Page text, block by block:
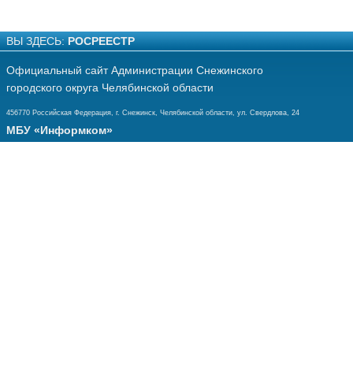
ВЫ ЗДЕСЬ: РОСРЕЕСТР
Официальный сайт Администрации Снежинского
городского округа Челябинской области
456770 Российская Федерация, г. Снежинск, Челябинской области, ул. Свердлова, 24
МБУ «Информком»